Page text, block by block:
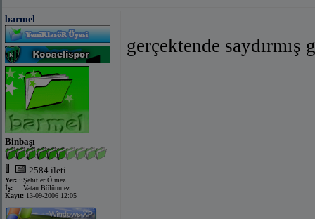
barmel
Binbaşı
2584 ileti
Yer: ::Şehitler Ölmez
İş: ::::Vatan Bölünmez
Kayıt: 13-09-2006 12:05
gerçektende saydırmış